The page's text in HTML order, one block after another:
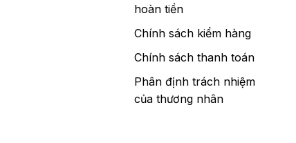
hoàn tiền
Chính sách kiểm hàng
Chính sách thanh toán
Phân định trách nhiệm
của thương nhân